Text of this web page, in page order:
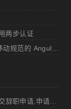
两步认证